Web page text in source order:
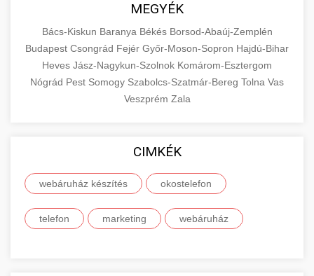
MEGYÉK
Bács-Kiskun Baranya Békés Borsod-Abaúj-Zemplén
Budapest Csongrád Fejér Győr-Moson-Sopron Hajdú-Bihar
Heves Jász-Nagykun-Szolnok Komárom-Esztergom
Nógrád Pest Somogy Szabolcs-Szatmár-Bereg Tolna Vas
Veszprém Zala
CIMKÉK
webáruház készítés okostelefon
telefon marketing webáruház